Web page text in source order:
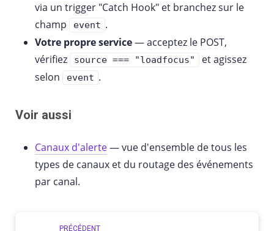
via un trigger "Catch Hook" et branchez sur le
champ
event .
Votre propre service— acceptez le POST,
vérifiez
source === "loadfocus"
et agissez
selon
event .
Voir aussi
Canaux d'alerte— vue d'ensemble de tous les
types de canaux et du routage des événements
par canal.
PRÉCÉDENT